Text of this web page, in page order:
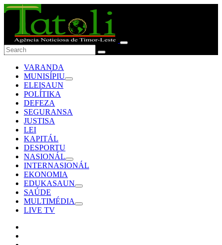
VARANDA
MUNISÍPIU
ELEISAUN
POLÍTIKA
DEFEZA
SEGURANSA
JUSTISA
LEI
KAPITÁL
DESPORTU
NASIONÁL
INTERNASIONÁL
EKONOMIA
EDUKASAUN
SAÚDE
MULTIMÉDIA
LIVE TV